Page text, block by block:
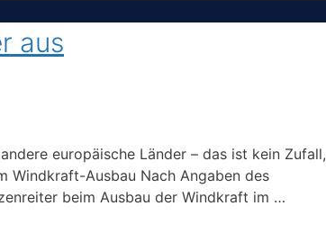
aus
europäische Länder – das ist kein Zufall,
Windkraft-Ausbau Nach Angaben des
beim Ausbau der Windkraft im …